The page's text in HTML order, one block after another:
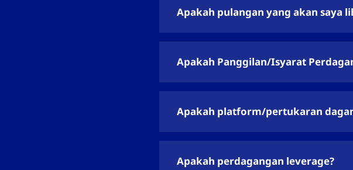
Apakah pulangan yang akan saya
Apakah Panggilan/Isyarat
Apakah platform/pertukaran
Apakah perdagangan leverage?